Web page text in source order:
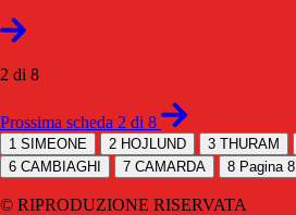
2 di 8
Prossima scheda 2 di 8
1 SIMEONE 2 HOJLUND 3 THURAM
6 CAMBIAGHI 7 CAMARDA 8 Pagina 8
© RIPRODUZIONE RISERVATA